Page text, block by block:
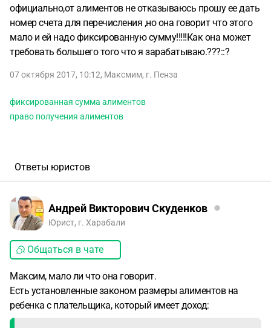
официально,от алиментов не отказываюсь прошу ее дать
номер счета для перечисления ,но она говорит что этого
мало и ей надо фиксированную сумму!!!!!Как она может
требовать большего того что я зарабатываю.???::?
07 октября 2017, 10:12, Максмим, г. Пенза
фиксированная сумма алиментов
право получения алиментов
Ответы юристов
Андрей Викторович Скуденков
Юрист, г. Харабали
Общаться в чате
Максим, мало ли что она говорит.
Есть установленные законом размеры алиментов на
ребенка с плательщика, который имеет доход: